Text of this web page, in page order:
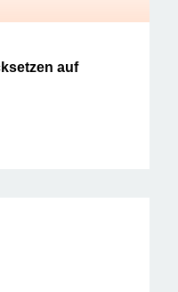
auf